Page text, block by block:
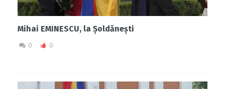
Mihai EMINESCU, la Șoldănești
0 0